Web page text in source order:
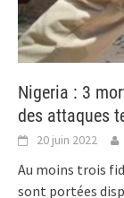
Nigeria : 3
des attaques
20 juin 2022
Au moins trois
sont portées